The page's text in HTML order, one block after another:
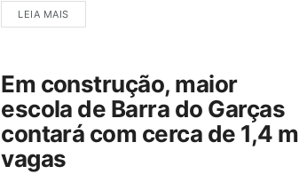
LEIA MAIS
Em construção, maior
escola de Barra do Garças
contará com cerca de 1,4
vagas